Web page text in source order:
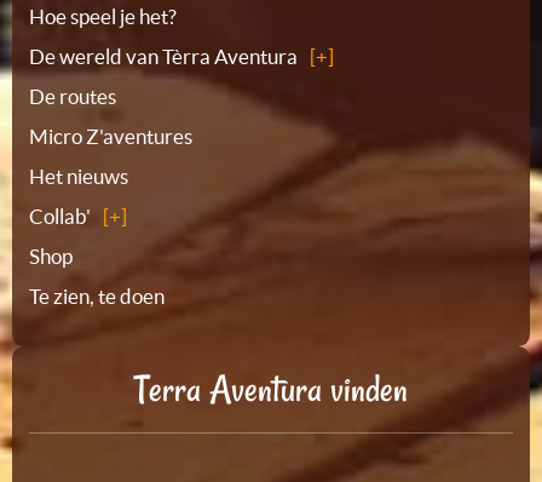
Plattegrond
Hoe speel je het?
De wereld van Tèrra Aventura
De routes
Micro Z'aventures
Het nieuws
Collab'
Shop
Te zien, te doen
Terra Aventura vinden